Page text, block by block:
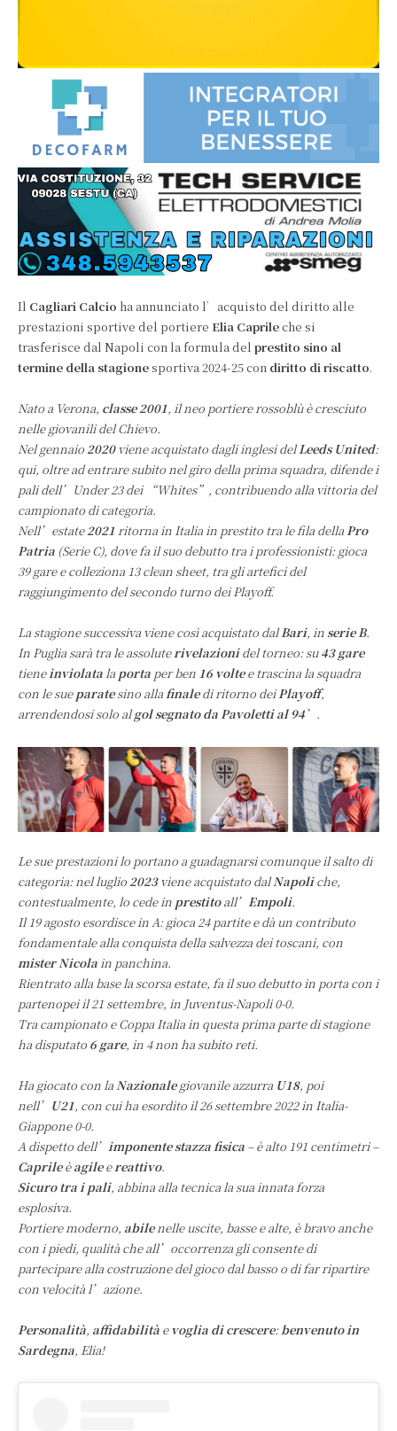
Il Cagliari Calcio ha annunciato l’acquisto del diritto alle
prestazioni sportive del portiere Elia Caprileche si
trasferisce dal Napoli con la formula del prestito sino al
termine della stagione sportiva 2024-25 con diritto di riscatto.
Nato a Verona, classe 2001, il neo portiere rossoblù è cresciuto
nelle giovanili del Chievo.
Nel gennaio 2020viene acquistato dagli inglesi delLeeds United:
qui, oltre ad entrare subito nel giro della prima squadra, difende i
pali dell’Under 23 dei “Whites”, contribuendo alla vittoria del
campionato di categoria.
Nell’estate2021 ritorna in Italia in prestito tra le fila della Pro
Patria (Serie C), dove fa il suo debutto tra i professionisti: gioca
39 gare e colleziona 13 clean sheet, tra gli artefici del
raggiungimento del secondo turno dei Playoff.
La stagione successiva viene così acquistato dalBari, in serie B.
In Puglia sarà tra le assoluterivelazionidel torneo: su43 gare
tieneinviolata la porta per ben 16 voltee trascina la squadra
con le sueparatesino alla finaledi ritorno dei Playoff,
arrendendosi solo algol segnato da Pavoletti al 94’.
Le sue prestazioni lo portano a guadagnarsi comunque il salto di
categoria: nel luglio 2023viene acquistato dalNapoliche,
contestualmente, lo cede in prestitoall’ Empoli.
Il 19 agosto esordisce in A: gioca 24 partite e dà un contributo
fondamentale alla conquista della salvezza dei toscani, con
mister Nicola in panchina.
Rientrato alla base la scorsa estate, fa il suo debutto in porta con i
partenopei il 21 settembre, in Juventus-Napoli 0-0.
Tra campionato e Coppa Italia in questa prima parte di stagione
ha disputato 6 gare, in 4 non ha subito reti.
Ha giocato con la Nazionalegiovanile azzurra U18, poi
nell’ U21, con cui ha esordito il 26 settembre 2022 in Italia-
Giappone 0-0.
A dispetto dell’ imponente stazza fisica – è alto 191 centimetri –
Caprileèagileereattivo.
Sicuro tra i pali, abbina alla tecnica la sua innata forza
esplosiva.
Portiere moderno, abile nelle uscite, basse e alte, è bravo anche
con i piedi, qualità che all’occorrenza gli consente di
partecipare alla costruzione del gioco dal basso o di far ripartire
con velocità l’azione.
Personalità, affidabilità evoglia di crescere:benvenuto in
Sardegna, Elia!